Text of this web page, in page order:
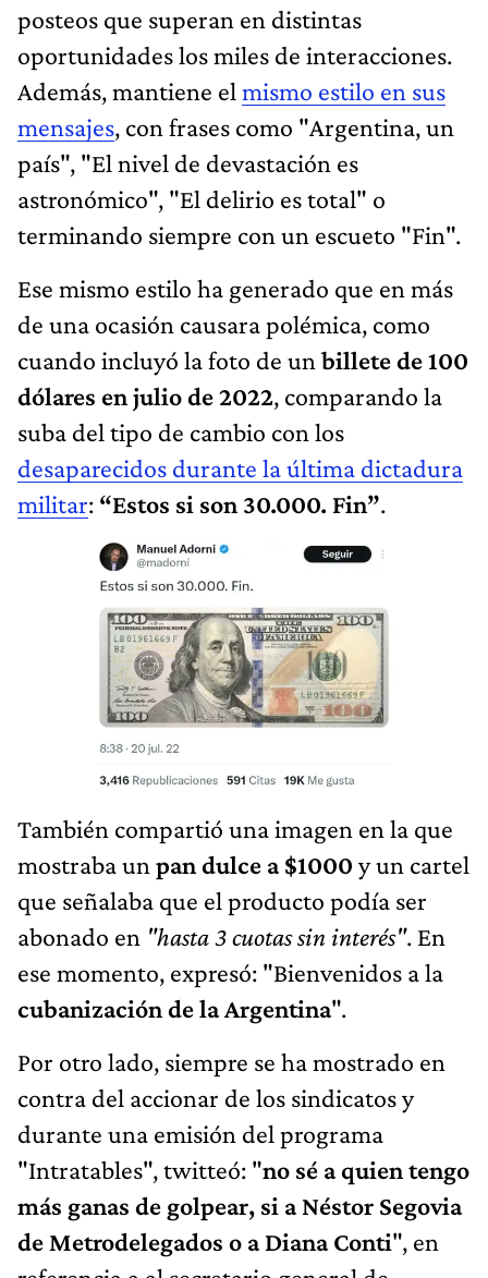
posteos que superan en distintas
oportunidades los miles de interacciones.
Además, mantiene el mismo estilo en sus
mensajes, con frases como "Argentina, un
país", "El nivel de devastación es
astronómico", "El delirio es total" o
terminando siempre con un escueto "Fin".
Ese mismo estilo ha generado que en más
de una ocasión causara polémica, como
cuando incluyó la foto de un billete de 100
dólares en julio de 2022, comparando la
suba del tipo de cambio con los
desaparecidos durante la última dictadura
militar: “Estos si son 30.000. Fin”.
También compartió una imagen en la que
mostraba un pan dulce a $1000 y un cartel
que señalaba que el producto podía ser
abonado en "hasta 3 cuotas sin interés". En
ese momento, expresó: "Bienvenidos a la
cubanización de la Argentina".
Por otro lado, siempre se ha mostrado en
contra del accionar de los sindicatos y
durante una emisión del programa
"Intratables", twitteó: "no sé a quien tengo
más ganas de golpear, si a Néstor Segovia
de Metrodelegados o a Diana Conti", en